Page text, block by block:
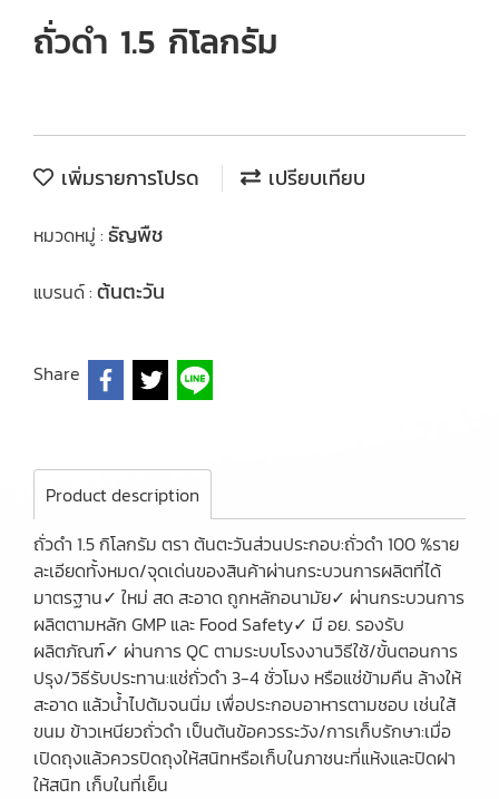
ถั่วดำ 1.5 กิโลกรัม
เพิ่มรายการโปรด เปรียบเทียบ
หมวดหมู่ : ธัญพืช
แบรนด์ : ต้นตะวัน
Share
Product description
ถั่วดำ 1.5 กิโลกรัม ตรา ต้นตะวันส่วนประกอบ:ถั่วดำ 100 %ราย
ละเอียดทั้งหมด/จุดเด่นของสินค้าผ่านกระบวนการผลิตที่ได้
มาตรฐาน✓ ใหม่ สด สะอาด ถูกหลักอนามัย✓ ผ่านกระบวนการ
ผลิตตามหลัก GMP และ Food Safety✓ มี อย. รองรับ
ผลิตภัณฑ์✓ ผ่านการ QC ตามระบบโรงงานวิธีใช้/ขั้นตอนการ
ปรุง/วิธีรับประทาน:แช่ถั่วดำ 3-4 ชั่วโมง หรือแช่ข้ามคืน ล้างให้
สะอาด แล้วน้ำไปต้มจนนิ่ม เพื่อประกอบอาหารตามชอบ เช่นใส้
ขนม ข้าวเหนียวถั่วดำ เป็นต้นข้อควรระวัง/การเก็บรักษา:เมื่อ
เปิดถุงแล้วควรปิดถุงให้สนิทหรือเก็บในภาชนะที่แห้งและปิดฝา
ให้สนิท เก็บในที่เย็น